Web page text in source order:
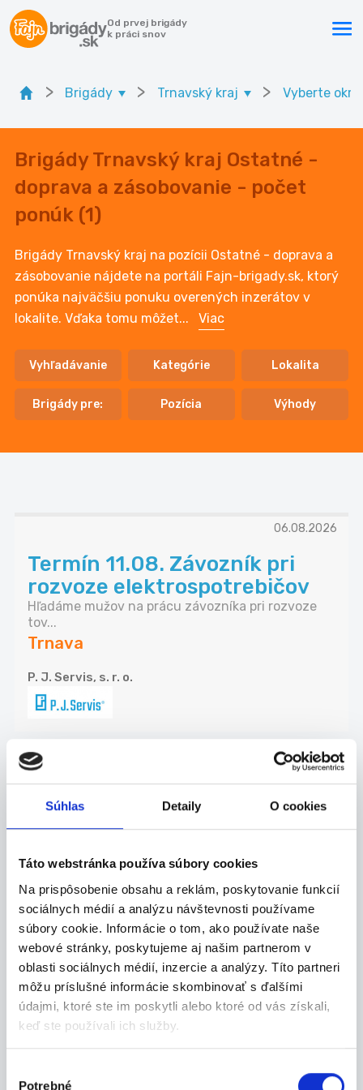
Súhlas Detaily O cookies
Táto webstránka používa súbory cookies
Na prispôsobenie obsahu a reklám, poskytovanie funkcií
sociálnych médií a analýzu návštevnosti používame
súbory cookie. Informácie o tom, ako používate naše
webové stránky, poskytujeme aj našim partnerom v
oblasti sociálnych médií, inzercie a analýzy. Títo partneri
môžu príslušné informácie skombinovať s ďalšími
údajmi, ktoré ste im poskytli alebo ktoré od vás získali,
keď ste používali ich služby.
Potrebné
Od prvej brigády
k práci snov
> Brigády > Trnavský kraj > Vyberte
Brigády Trnavský kraj Ostatné -
doprava a zásobovanie - počet
ponúk (1)
Brigády Trnavský kraj na pozícii Ostatné - doprava a
zásobovanie nájdete na portáli Fajn-brigady.sk, ktorý
ponúka najväčšiu ponuku overených inzerátov v
lokalite. Vďaka tomu môžet... Viac
Vyhľadávanie Kategórie Lokalita
Brigády pre: Pozícia Výhody
06.08.2026
Termín 11.08. Závozník pri
rozvoze elektrospotrebičov
Hľadáme mužov na prácu závozníka pri rozvoze
tov...
Trnava
P. J. Servis, s. r. o.
Kategóriebrigád
Manuálna
Obchod-služby
Ostatné
Okresy
Dunajská
Streda
Galanta
Senica